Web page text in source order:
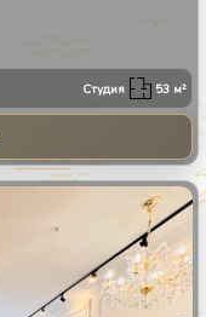
Студия 53 м²